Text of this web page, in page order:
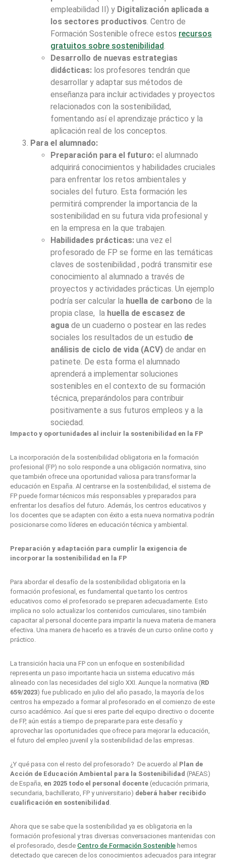
empleabilidad II) y Digitalización aplicada a
los sectores productivos. Centro de
Formación Sostenible ofrece estos recursos
gratuitos sobre sostenibilidad.
Desarrollo de nuevas estrategias
didácticas: los profesores tendrán que
desarrollar y adaptar sus métodos de
enseñanza para incluir actividades y proyectos
relacionados con la sostenibilidad,
fomentando así el aprendizaje práctico y la
aplicación real de los conceptos.
Para el alumnado:
Preparación para el futuro: el alumnado
adquirirá conocimientos y habilidades cruciales
para enfrentar los retos ambientales y
sociales del futuro. Esta formación les
permitirá comprender la importancia de la
sostenibilidad en su futura vida profesional y
en la empresa en la que trabajen.
Habilidades prácticas: una vez el
profesorado de FP se forme en las temáticas
claves de sostenibilidad , podrá transmitir ese
conocimiento al alumnado a través de
proyectos y actividades prácticas. Un ejemplo
podría ser calcular la huella de carbono de la
propia clase, la huella de escasez de
agua de un cuaderno o postear en las redes
sociales los resultados de un estudio de
análisis de ciclo de vida (ACV) de andar en
patinete. De esta forma el alumnado
aprenderá a implementar soluciones
sostenibles en el contexto de su formación
técnica, preparándolos para contribuir
positivamente a sus futuros empleos y a la
sociedad.
Impacto y oportunidades al incluir la sostenibilidad en la FP
La incorporación de la sostenibilidad obligatoria en la formación
profesional (FP) no solo responde a una obligación normativa, sino
que también ofrece una oportunidad valiosa para transformar la
educación en España. Al centrarse en la sostenibilidad, el sistema de
FP puede formar técnicos más responsables y preparados para
enfrentar los desafíos del futuro. Además, los centros educativos y
los docentes que se adapten con éxito a esta nueva normativa podrán
posicionarse como líderes en educación técnica y ambiental.
Preparación y adaptación para cumplir la exigencia de
incorporar la sostenibilidad en la FP
Para abordar el desafío de la sostenibilidad obligatoria en la
formación profesional, es fundamental que tanto los centros
educativos como el profesorado se preparen adecuadamente. Esto
implica no solo actualizar los contenidos curriculares, sino también
capacitar al personal docente para impartir la nueva materia de manera
efectiva. Una manera de hacerlo es a través de un curso online corto y
práctico.
La transición hacia una FP con un enfoque en sostenibilidad
representa un paso importante hacia un sistema educativo más
alineado con las necesidades del siglo XXI. Aunque la normativa (RD
659/2023) fue publicado en julio del año pasado, la mayoría de los
centros ha empezado a formar al profesorado en el comienzo de este
curso académico. Así que si eres parte del equipo directivo o docente
de FP, aún estás a tiempo de prepararte para este desafío y
aprovechar las oportunidades que ofrece para mejorar la educación,
el futuro del empleo juvenil y la sostenibilidad de las empresas.
¿Y qué pasa con el resto del profesorado? De acuerdo al Plan de
Acción de Educación Ambiental para la Sostenibilidad (PAEAS)
de España, en 2025 todo el personal docente (educación primaria,
secundaria, bachillerato, FP y universitario) deberá haber recibido
cualificación en sostenibilidad
Ahora que se sabe que la sostenibilidad ya es obligatoria en la
formación profesional y tras diversas conversaciones mantenidas con
el profesorado, desde Centro de Formación Sostenible hemos
detectado que carecen de los conocimientos adecuados para integrar